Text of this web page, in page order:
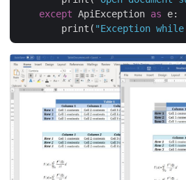
except ApiException as e:
        print(
"Exception